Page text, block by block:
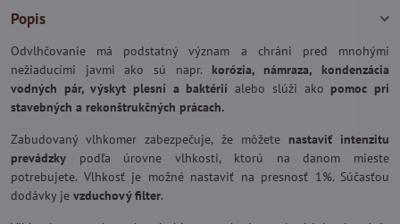
Popis
Odvlhčovanie má podstatný význam a chráni pred mnohými
nežiaducími javmi ako sú napr. korózia, námraza, kondenzácia
vodných pár, výskyt plesní a baktérií alebo slúži ako pomoc pri
stavebných a rekonštrukčných prácach.
Zabudovaný vlhkomer zabezpečuje, že môžete nastaviť intenzitu
prevádzky podľa úrovne vlhkosti, ktorú na danom mieste
potrebujete. Vlhkosť je možné nastaviť na presnosť 1%. Súčasťou
dodávky je vzduchový filter.